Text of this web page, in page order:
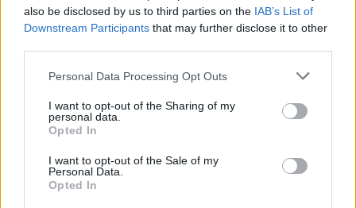
also be disclosed by us to third parties on the IAB’s List of
Downstream Participants that may further disclose it to other
Personal Data Processing Opt Outs
I want to opt-out of the Sharing of my
personal data.
Opted In
I want to opt-out of the Sale of my
Personal Data.
Opted In
Comentari: